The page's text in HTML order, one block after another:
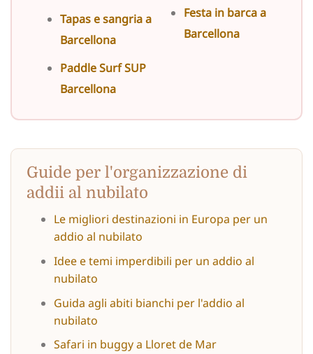
Tapas e sangria a
Barcellona
Paddle Surf SUP
Barcellona
Festa in barca a
Barcellona
Guide per l'organizzazione di
addii al nubilato
Le migliori destinazioni in Europa per un
addio al nubilato
Idee e temi imperdibili per un addio al
nubilato
Guida agli abiti bianchi per l'addio al
nubilato
Safari in buggy a Lloret de Mar